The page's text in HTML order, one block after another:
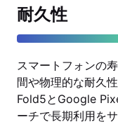
耐久性
スマートフォンの
間や物理的な耐久
Fold5とGoogle
ーチで長期利用を